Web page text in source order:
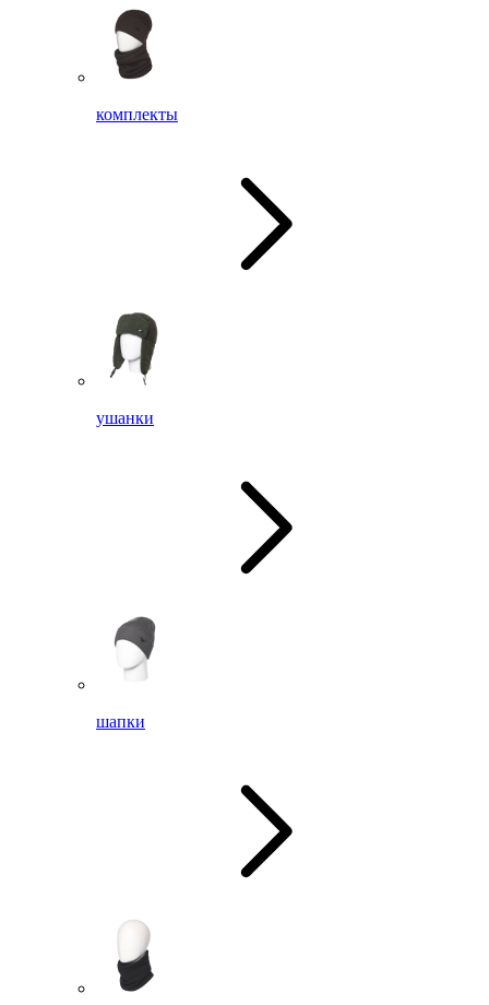
комплекты
ушанки
шапки